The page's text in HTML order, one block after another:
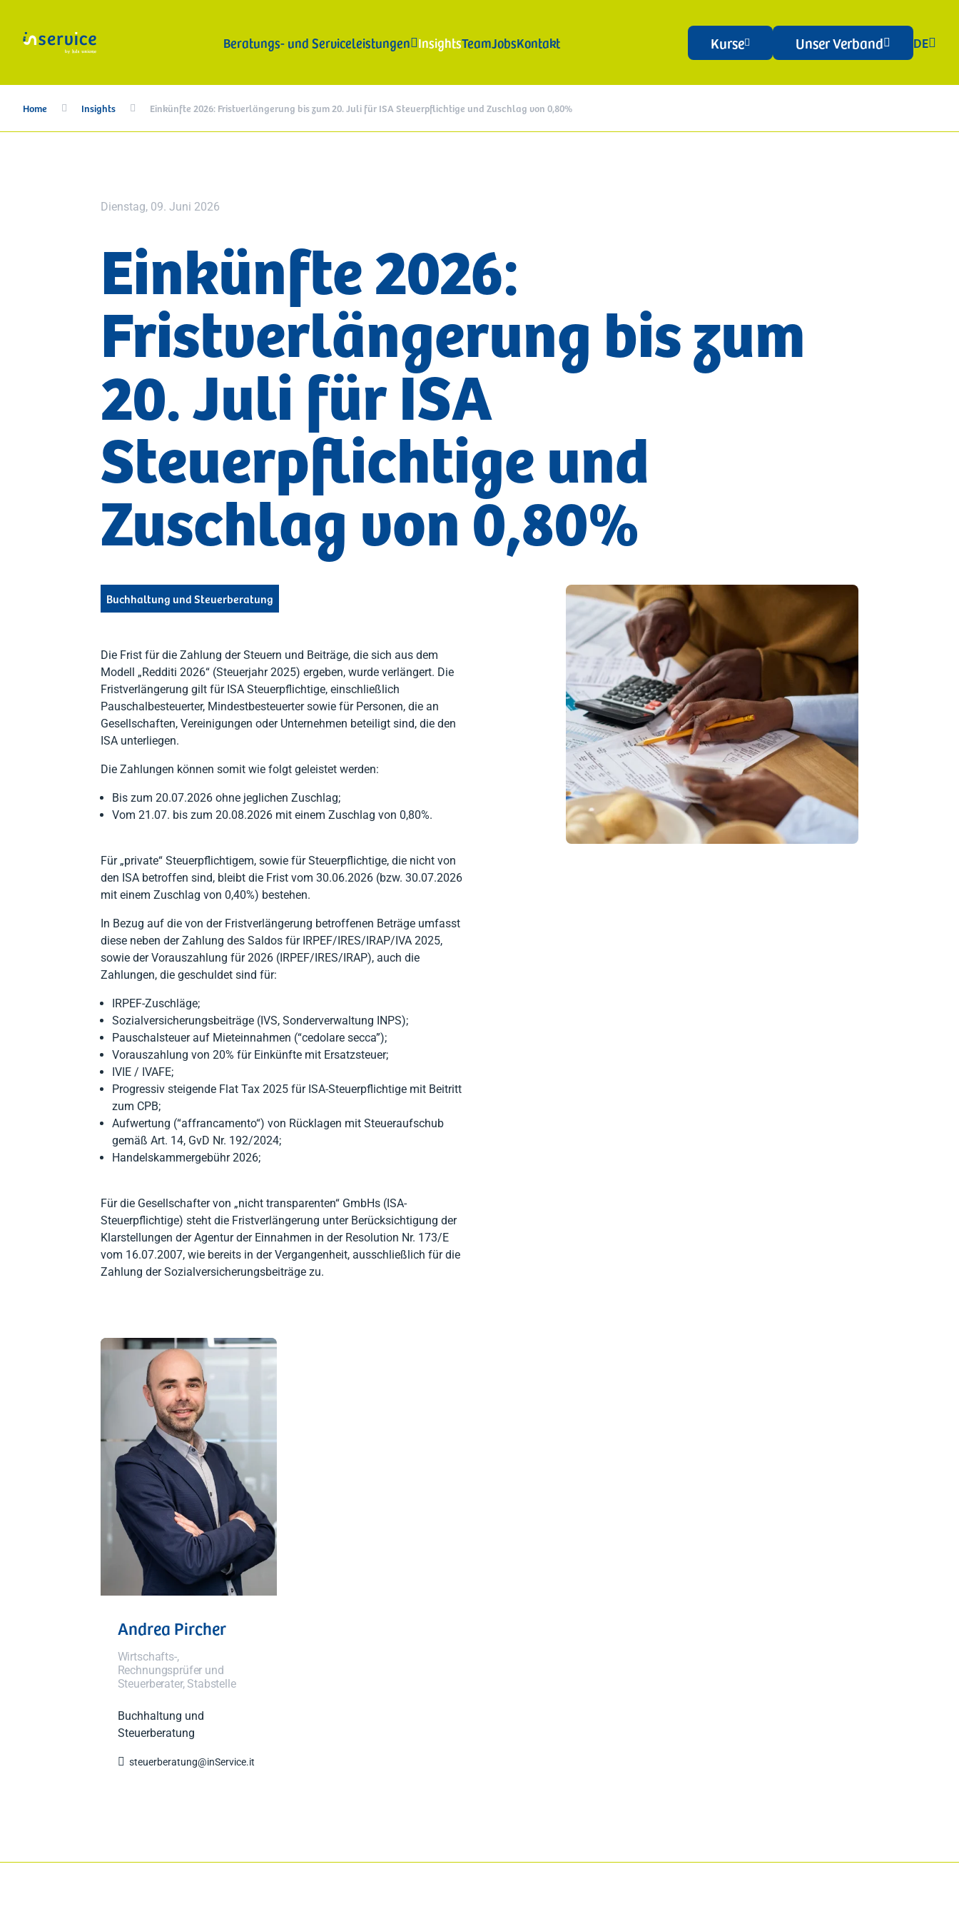
Beratungs- und Serviceleistungen
Buchhaltung und Steuerberatung Lohnbuchhaltung und Arbeitsrecht Rechtsberatung
Betriebsanalyse & Benchmark
Businessplan & Finanzierungsberatung
OrganisationsentwicklungUnternehmensbewertung
Arbeitssicherheit Brandschutz HACCPAbfallmanagement
MUDRENTRIImport AEE & Batterien Verpackung
Gesellschaftsberatung
UnternehmensgründungMeldungen Ämter
Mietverträge für BetriebeUnternehmensnachfolge
Steuerberatung Private (CAF)
Einkommenserklärung REDErbschaftserklärung
Mietverträge für Private
Steuererklärung
InsightsTeamJobsKontakt Kurse Unser Verband DE
Home  Insights  Einkünfte 2026: Fristverlängerung bis zum 20. Juli für ISA Steuerpflichtige und Zuschlag von 0,80%
Dienstag, 09. Juni 2026
Einkünfte 2026:
Fristverlängerung bis zum
20. Juli für ISA
Steuerpflichtige und
Zuschlag von 0,80%
Buchhaltung und Steuerberatung
Die Frist für die Zahlung der Steuern und Beiträge, die sich aus dem
Modell „Redditi 2026“ (Steuerjahr 2025) ergeben, wurde verlängert. Die
Fristverlängerung gilt für ISA Steuerpflichtige, einschließlich
Pauschalbesteuerter, Mindestbesteuerter sowie für Personen, die an
Gesellschaften, Vereinigungen oder Unternehmen beteiligt sind, die den
ISA unterliegen.
Die Zahlungen können somit wie folgt geleistet werden:
Bis zum 20.07.2026 ohne jeglichen Zuschlag;
Vom 21.07. bis zum 20.08.2026 mit einem Zuschlag von 0,80%.
Für „private“ Steuerpflichtigem, sowie für Steuerpflichtige, die nicht von
den ISA betroffen sind, bleibt die Frist vom 30.06.2026 (bzw. 30.07.2026
mit einem Zuschlag von 0,40%) bestehen.
In Bezug auf die von der Fristverlängerung betroffenen Beträge umfasst
diese neben der Zahlung des Saldos für IRPEF/IRES/IRAP/IVA 2025,
sowie der Vorauszahlung für 2026 (IRPEF/IRES/IRAP), auch die
Zahlungen, die geschuldet sind für:
IRPEF-Zuschläge;
Sozialversicherungsbeiträge (IVS, Sonderverwaltung INPS);
Pauschalsteuer auf Mieteinnahmen (“cedolare secca”);
Vorauszahlung von 20% für Einkünfte mit Ersatzsteuer;
IVIE / IVAFE;
Progressiv steigende Flat Tax 2025 für ISA-Steuerpflichtige mit Beitritt
zum CPB;
Aufwertung (“affrancamento“) von Rücklagen mit Steueraufschub
gemäß Art. 14, GvD Nr. 192/2024;
Handelskammergebühr 2026;
Für die Gesellschafter von „nicht transparenten“ GmbHs (ISA-
Steuerpflichtige) steht die Fristverlängerung unter Berücksichtigung der
Klarstellungen der Agentur der Einnahmen in der Resolution Nr. 173/E
vom 16.07.2007, wie bereits in der Vergangenheit, ausschließlich für die
Zahlung der Sozialversicherungsbeiträge zu.
Andrea Pircher
Wirtschafts-,
Rechnungsprüfer und
Steuerberater, Stabstelle
Buchhaltung und
Steuerberatung
 steuerberatung@inService.it